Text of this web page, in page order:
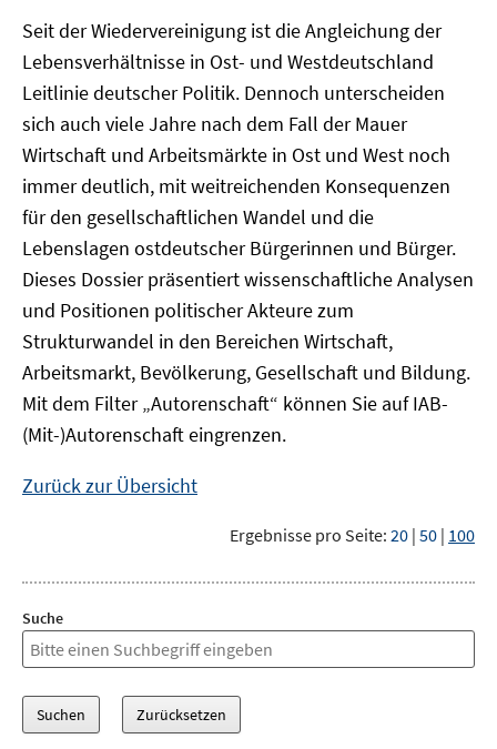
Seit der Wiedervereinigung ist die Angleichung der
Lebensverhältnisse in Ost- und Westdeutschland
Leitlinie deutscher Politik. Dennoch unterscheiden
sich auch viele Jahre nach dem Fall der Mauer
Wirtschaft und Arbeitsmärkte in Ost und West noch
immer deutlich, mit weitreichenden Konsequenzen
für den gesellschaftlichen Wandel und die
Lebenslagen ostdeutscher Bürgerinnen und Bürger.
Dieses Dossier präsentiert wissenschaftliche Analysen
und Positionen politischer Akteure zum
Strukturwandel in den Bereichen Wirtschaft,
Arbeitsmarkt, Bevölkerung, Gesellschaft und Bildung.
Mit dem Filter „Autorenschaft“ können Sie auf IAB-
(Mit-)Autorenschaft eingrenzen.
Zurück zur Übersicht
Ergebnisse pro Seite: 20 | 50 | 100
Suche